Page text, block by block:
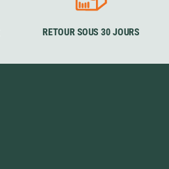
RETOUR SOUS 30 JOURS